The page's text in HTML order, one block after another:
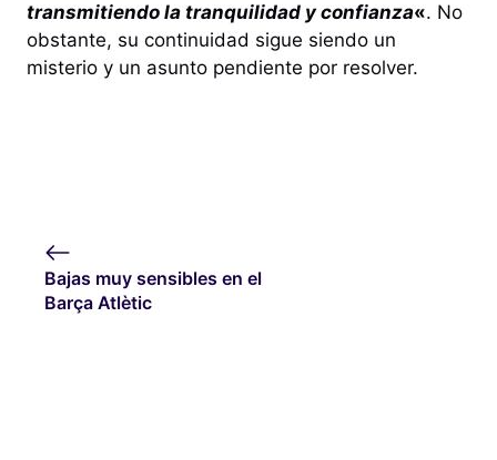
transmitiendo la tranquilidad y confianza«. No
obstante, su continuidad sigue siendo un
misterio y un asunto pendiente por resolver.
Bajas muy sensibles en el
Barça Atlètic